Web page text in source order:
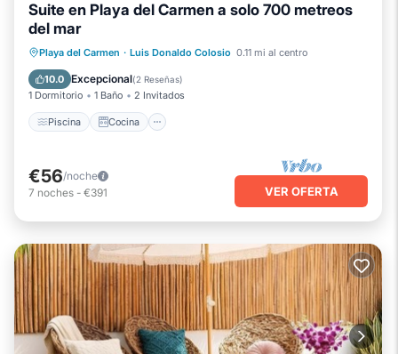
Suite en Playa del Carmen a solo 700 metreos
del mar
Playa del Carmen · Luis Donaldo Colosio 0.11 mi al centro
10.0 Excepcional(2 Reseñas)
1 Dormitorio 1 Baño 2 Invitados
Piscina Cocina
Piscina Cocina
Aire acondicionado
Internet
€56/noche
7 noches - €391 VER OFERTA